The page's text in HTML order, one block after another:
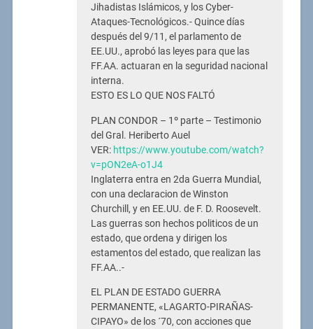
Jihadistas Islámicos, y los Cyber-
Ataques-Tecnológicos.- Quince días
después del 9/11, el parlamento de
EE.UU., aprobó las leyes para que las
FF.AA. actuaran en la seguridad nacional
interna.
ESTO ES LO QUE NOS FALTÓ
PLAN CONDOR – 1º parte – Testimonio
del Gral. Heriberto Auel
VER: https://www.youtube.com/watch?
v=pON2eA-o1J4
Inglaterra entra en 2da Guerra Mundial,
con una declaracion de Winston
Churchill, y en EE.UU. de F. D. Roosevelt.
Las guerras son hechos politicos de un
estado, que ordena y dirigen los
estamentos del estado, que realizan las
FF.AA..-
EL PLAN DE ESTADO GUERRA
PERMANENTE, «LAGARTO-PIRAÑAS-
CIPAYO» de los ´70, con acciones que